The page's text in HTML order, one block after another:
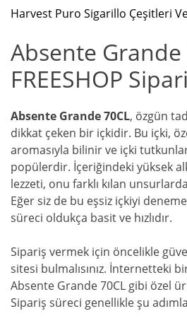
Harvest Puro Sigarillo Çeşitleri
Absente Grande
FREESHOP
Absente Grande 70CL, özgün
dikkat çeken bir içkidir. Bu içki,
aromasıyla bilinir ve içki
popülerdir. İçeriğindeki yüksek
lezzeti, onu farklı kılan
Eğer siz de bu eşsiz içkiyi
süreci oldukça basit ve hızlıdır.
Sipariş vermek için öncelikle
sitesi bulmalısınız. İnternetteki
Absente Grande 70CL gibi özel
Sipariş süreci genellikle şu